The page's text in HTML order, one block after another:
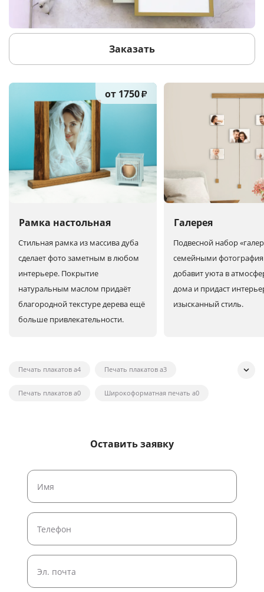
Заказать
Рамка настольная
от 1750₽
Стильная рамка из массива дуба
сделает фото заметным в любом
интерьере. Покрытие
натуральным маслом придаёт
благородной текстуре дерева ещё
больше привлекательности.
Галерея
Подвесной набор
семейными
добавит уюта в
дома и придаст
изысканный стиль.
Печать плакатов а4 Печать плакатов а3
Печать плакатов а0 Широкоформатная печать а0
Широкоформатная печать наклеек
Широкоформатная печать постеров
Широкоформатная печать рулонами
Печать плакатов формата A4
Печать плакатов и постеров
Печать черно белых постеров
Оставить заявку